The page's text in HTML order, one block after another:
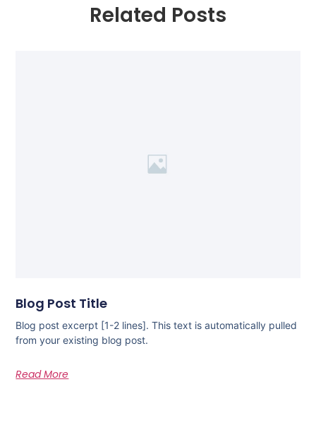
Related Posts
Blog Post Title
Blog post excerpt [1-2 lines]. This text is automatically pulled
from your existing blog post.
Read More